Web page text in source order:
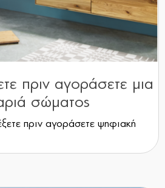
πριν αγοράσετε μια
σώματος
πριν αγοράσετε ψηφιακή